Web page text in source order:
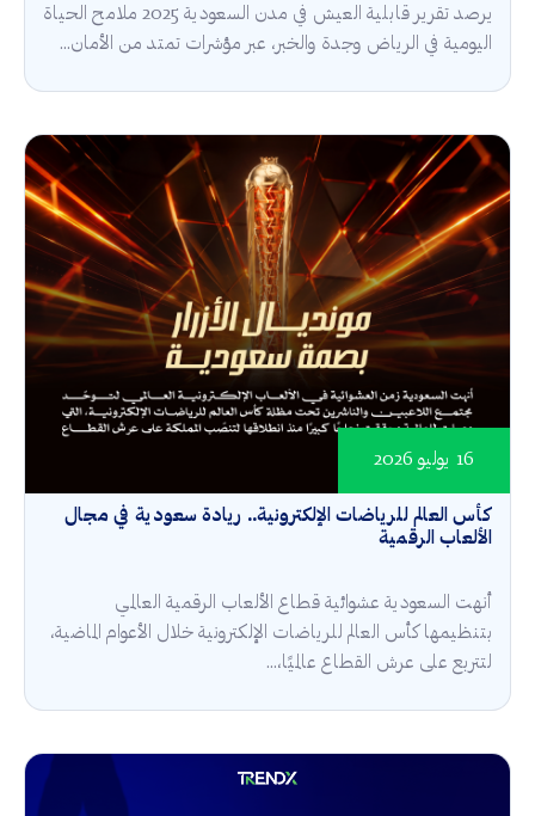
يرصد تقرير قابلية العيش في مدن السعودية 2025 ملامح الحياة
اليومية في الرياض وجدة والخبر، عبر مؤشرات تمتد من الأمان...
كأس العالم للرياضات الإلكترونية.. ريادة سعودية في مجال
الألعاب الرقمية
16 يوليو 2026
أنهت السعودية عشوائية قطاع الألعاب الرقمية العالمي
بتنظيمها كأس العالم للرياضات الإلكترونية خلال الأعوام الماضية،
لتتربع على عرش القطاع عالميًا،...